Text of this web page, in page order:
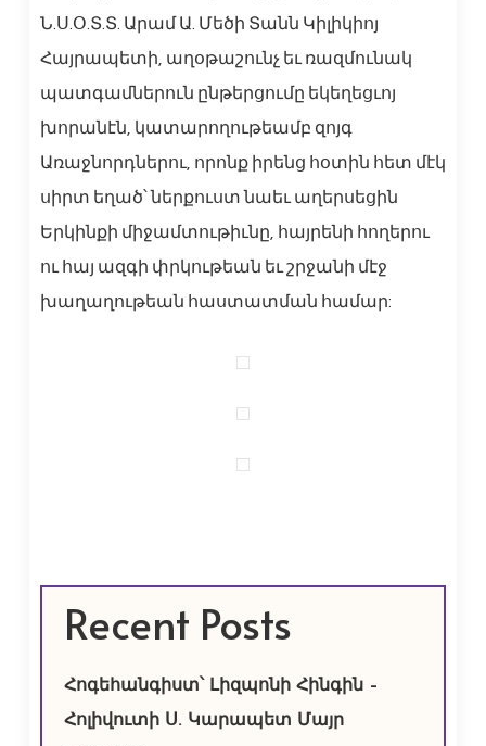
Ն.Ս.Օ.Տ.Տ. Արամ Ա. Մեծի Տանն Կիլիկիոյ
Հայրապետի, աղօթաշունչ եւ ռազմունակ
պատգամներուն ընթերցումը եկեղեցւոյ
խորանէն, կատարողութեամբ զոյգ
Առաջնորդներու, որոնք իրենց հօտին հետ մէկ
սիրտ եղած՝ ներքուստ նաեւ աղերսեցին
Երկինքի միջամտութիւնը, հայրենի հողերու
ու հայ ազգի փրկութեան եւ շրջանի մէջ
խաղաղութեան հաստատման համար:
Recent Posts
Հոգեհանգիստ՝ Լիզպոնի Հինգին –
Հոլիվուտի Ս. Կարապետ Մայր